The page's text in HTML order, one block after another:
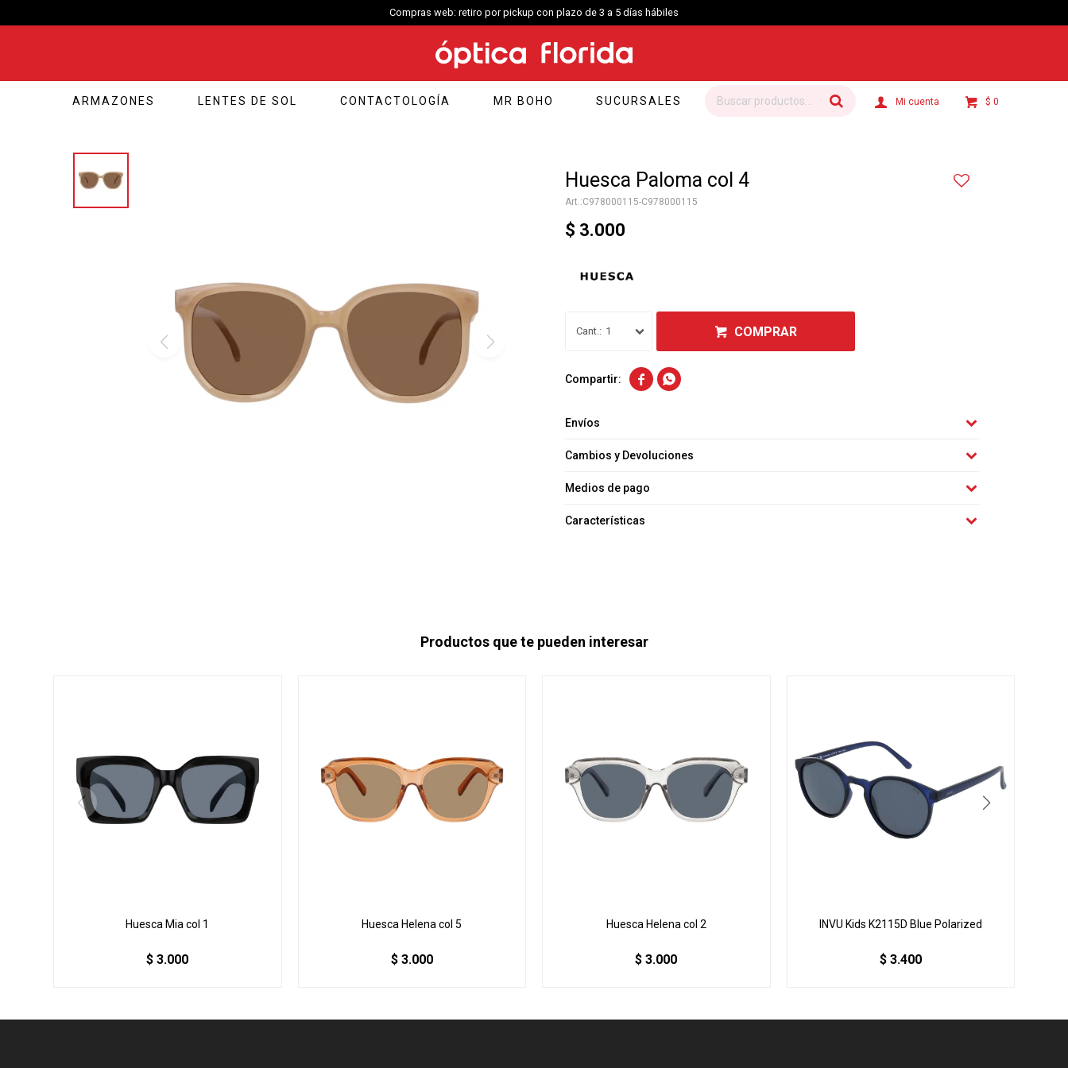
Compras web: retiro por pickup con plazo de 3 a 5 días hábiles
ARMAZONES LENTES DE SOL CONTACTOLOGÍA MR BOHO SUCURSALES $ 0
Huesca Paloma col 4
C978000115-C978000115
$ 3.000
1 COMPRAR
 
Envíos
Cambios y Devoluciones
Medios de pago
Características
Productos que te pueden interesar
Huesca Mia col 1
$ 3.000
Huesca Helena col 5
$ 3.000
Huesca Helena col 2
$ 3.000
INVU Kids K2115D Blue Polarized
$ 3.400